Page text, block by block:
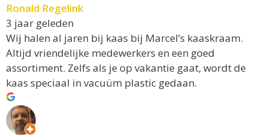
Ronald Regelink
3 jaar geleden
Wij halen al jaren bij kaas bij Marcel’s kaaskraam.
Altijd vriendelijke medewerkers en een goed
assortiment. Zelfs als je op vakantie gaat, wordt de
kaas speciaal in vacuüm plastic gedaan.